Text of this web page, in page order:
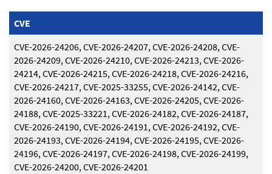
CVE
CVE-2026-24206, CVE-2026-24207, CVE-2026-24208, CVE-
2026-24209, CVE-2026-24210, CVE-2026-24213, CVE-2026-
24214, CVE-2026-24215, CVE-2026-24218, CVE-2026-24216,
CVE-2026-24217, CVE-2025-33255, CVE-2026-24142, CVE-
2026-24160, CVE-2026-24163, CVE-2026-24205, CVE-2026-
24188, CVE-2025-33221, CVE-2026-24182, CVE-2026-24187,
CVE-2026-24190, CVE-2026-24191, CVE-2026-24192, CVE-
2026-24193, CVE-2026-24194, CVE-2026-24195, CVE-2026-
24196, CVE-2026-24197, CVE-2026-24198, CVE-2026-24199,
CVE-2026-24200, CVE-2026-24201